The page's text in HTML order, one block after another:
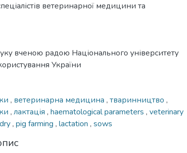
ветеринарної медицини та
вченою радою Національного університету
України
, ветеринарна медицина , тваринництво ,
, лактація , haematological parameters , veterinary
, pig farming , lactation , sows